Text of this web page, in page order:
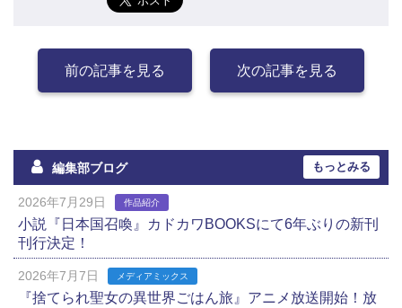
前の記事を見る 次の記事を見る
編集部ブログ もっとみる
2026年7月29日 作品紹介
小説『日本国召喚』カドカワBOOKSにて6年ぶりの新刊
刊行決定！
2026年7月7日 メディアミックス
『捨てられ聖女の異世界ごはん旅』アニメ放送開始！放